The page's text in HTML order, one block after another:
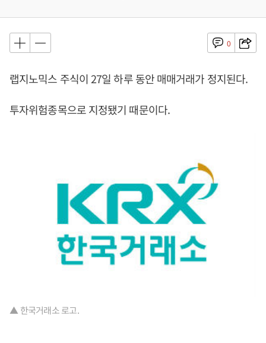
0
랩지노믹스 주식이 27일 하루 동안 매매거래가 정지된다.
투자위험종목으로 지정됐기 때문이다.
▲ 한국거래소 로고.